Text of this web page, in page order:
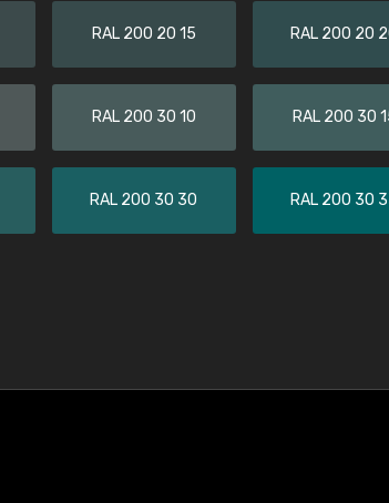
RAL 200 20 15 RAL 200 20
RAL 200 30 10 RAL 200 30
RAL 200 30 30 RAL 200 30